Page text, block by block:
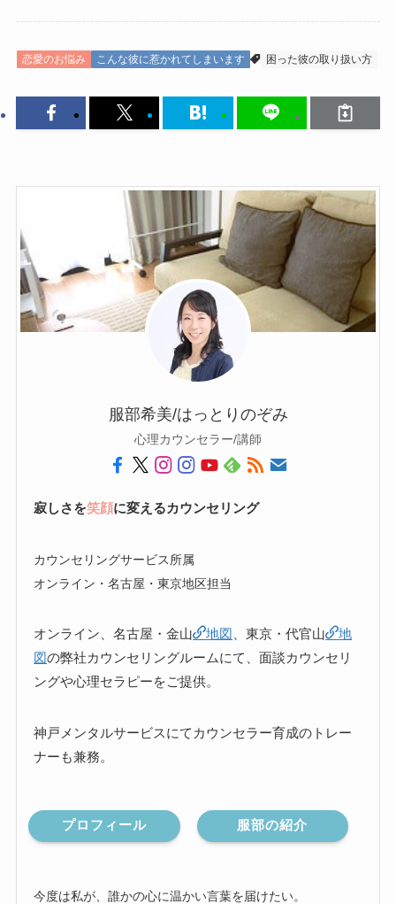
恋愛のお悩み こんな彼に惹かれてしまいます 困った彼の取り扱い方
服部希美/はっとりのぞみ
心理カウンセラー/講師
寂しさを笑顔に変えるカウンセリング
カウンセリングサービス所属
オンライン・名古屋・東京地区担当
オンライン、名古屋・金山 地図 、東京・代官山
地
図の弊社カウンセリングルームにて、面談カウンセリ
ングや心理セラピーをご提供。
神戸メンタルサービスにてカウンセラー育成のトレー
ナーも兼務。
プロフィール 服部の紹介
今度は私が、誰かの心に温かい言葉を届けたい。